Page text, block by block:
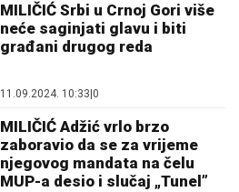
MILIČIĆ Srbi u Crnoj Gori više
neće saginjati glavu i biti
građani drugog reda
11.09.2024. 10:33 0
MILIČIĆ Adžić vrlo brzo
zaboravio da se za vrijeme
njegovog mandata na čelu
MUP-a desio i slučaj „Tunel”